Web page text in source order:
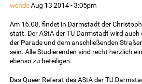
wendeAug 13 2014 - 3:05pm
Am 16.08. findet in Darmstadt der
statt. Der AStA der TU Darmstadt wird auch
der Parade und dem anschließenden
sein. Alle Studierenden sind recht herzlich
ebenso zu beteiligen.
Das Queer Referat des AStA der TU